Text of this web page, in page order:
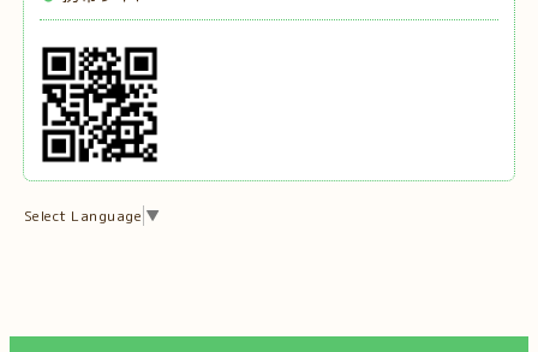
Select Language ▼